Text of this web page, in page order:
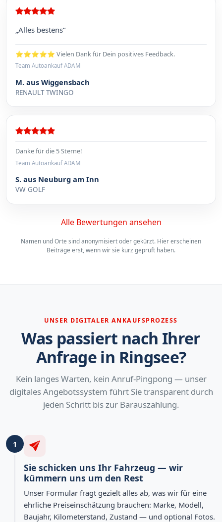
„Alles bestens“
⭐⭐⭐⭐⭐ Vielen Dank für Dein positives Feedback.
Team Autoankauf ADAM
M. aus Wiggensbach
RENAULT TWINGO
Danke für die 5 Sterne!
Team Autoankauf ADAM
S. aus Neuburg am Inn
VW GOLF
Alle Bewertungen ansehen
Namen und Orte sind anonymisiert oder gekürzt. Hier erscheinen
Beiträge erst, wenn wir sie kurz geprüft haben.
UNSER DIGITALER ANKAUFSPROZESS
Was passiert nach Ihrer
Anfrage in Ringsee?
Kein langes Warten, kein Anruf-Pingpong — unser
digitales Angebotssystem führt Sie transparent durch
jeden Schritt bis zur Barauszahlung.
1
Sie schicken uns Ihr Fahrzeug — wir
kümmern uns um den Rest
Unser Formular fragt gezielt alles ab, was wir für eine
ehrliche Preiseinschätzung brauchen: Marke, Modell,
Baujahr, Kilometerstand, Zustand — und optional Fotos.